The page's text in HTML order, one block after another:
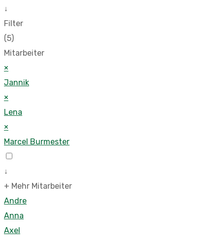
↓
Filter
(5)
Mitarbeiter
×
Jannik
×
Lena
×
Marcel Burmester
↓
+ Mehr Mitarbeiter
Andre
Anna
Axel